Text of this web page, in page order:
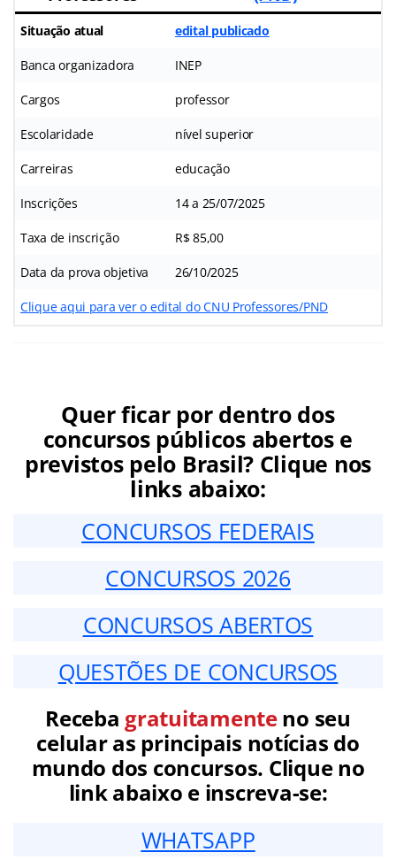
Situação atual edital publicado
Banca organizadora INEP
Cargos professor
Escolaridade nível superior
Carreiras educação
Inscrições 14 a 25/07/2025
Taxa de inscrição R$ 85,00
Data da prova objetiva 26/10/2025
Clique aqui para ver o edital do CNU Professores/PND
Quer ficar por dentro dos
concursos públicos abertos e
previstos pelo Brasil? Clique nos
links abaixo:
CONCURSOS FEDERAIS
CONCURSOS 2026
CONCURSOS ABERTOS
QUESTÕES DE CONCURSOS
Receba gratuitamenteno seu
celular as principais notícias do
mundo dos concursos. Clique no
link abaixo e inscreva-se:
WHATSAPP